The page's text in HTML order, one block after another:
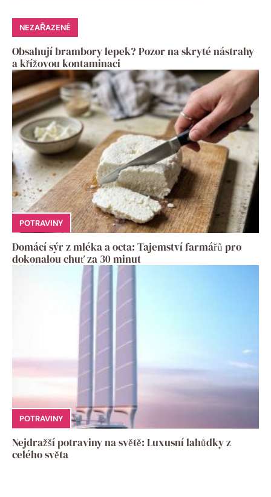
NEZAŘAZENÉ
Obsahují brambory lepek? Pozor na skryté nástrahy
a křížovou kontaminaci
POTRAVINY
Domácí sýr z mléka a octa: Tajemství farmářů pro
dokonalou chuť za 30 minut
POTRAVINY
Nejdražší potraviny na světě: Luxusní lahůdky z
celého světa